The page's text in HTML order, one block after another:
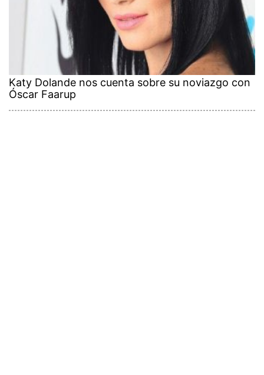
Katy Dolande nos cuenta sobre su noviazgo con
Óscar Faarup